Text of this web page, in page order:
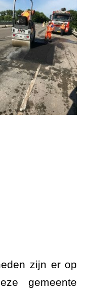
zijn er op
gemeente